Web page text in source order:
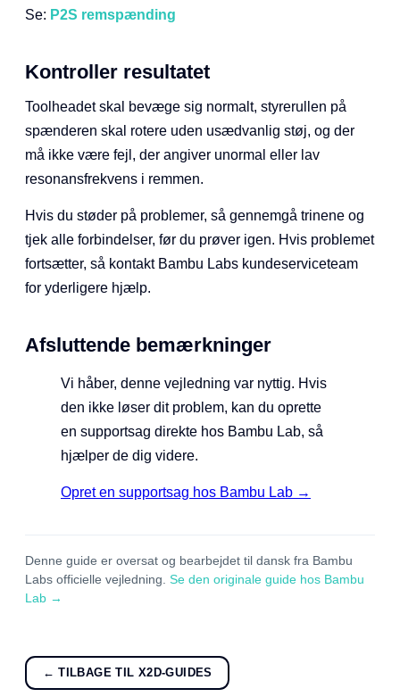
Se: P2S remspænding
Kontroller resultatet
Toolheadet skal bevæge sig normalt, styrerullen på
spænderen skal rotere uden usædvanlig støj, og der
må ikke være fejl, der angiver unormal eller lav
resonansfrekvens i remmen.
Hvis du støder på problemer, så gennemgå trinene og
tjek alle forbindelser, før du prøver igen. Hvis problemet
fortsætter, så kontakt Bambu Labs kundeserviceteam
for yderligere hjælp.
Afsluttende bemærkninger
Vi håber, denne vejledning var nyttig. Hvis
den ikke løser dit problem, kan du oprette
en supportsag direkte hos Bambu Lab, så
hjælper de dig videre.
Opret en supportsag hos Bambu Lab →
Denne guide er oversat og bearbejdet til dansk fra Bambu
Labs officielle vejledning. Se den originale guide hos Bambu
Lab →
← TILBAGE TIL X2D-GUIDES